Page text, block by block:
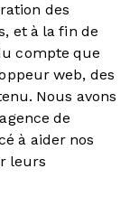
des
et à la fin de
compte que
web, des
Nous avons
de
à aider nos
leurs